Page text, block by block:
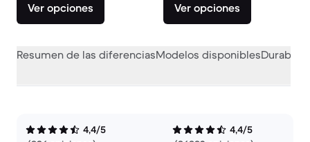
Ver opciones Ver opciones
Resumen de las diferenciasModelos disponibles
4,4/5
4,4/5